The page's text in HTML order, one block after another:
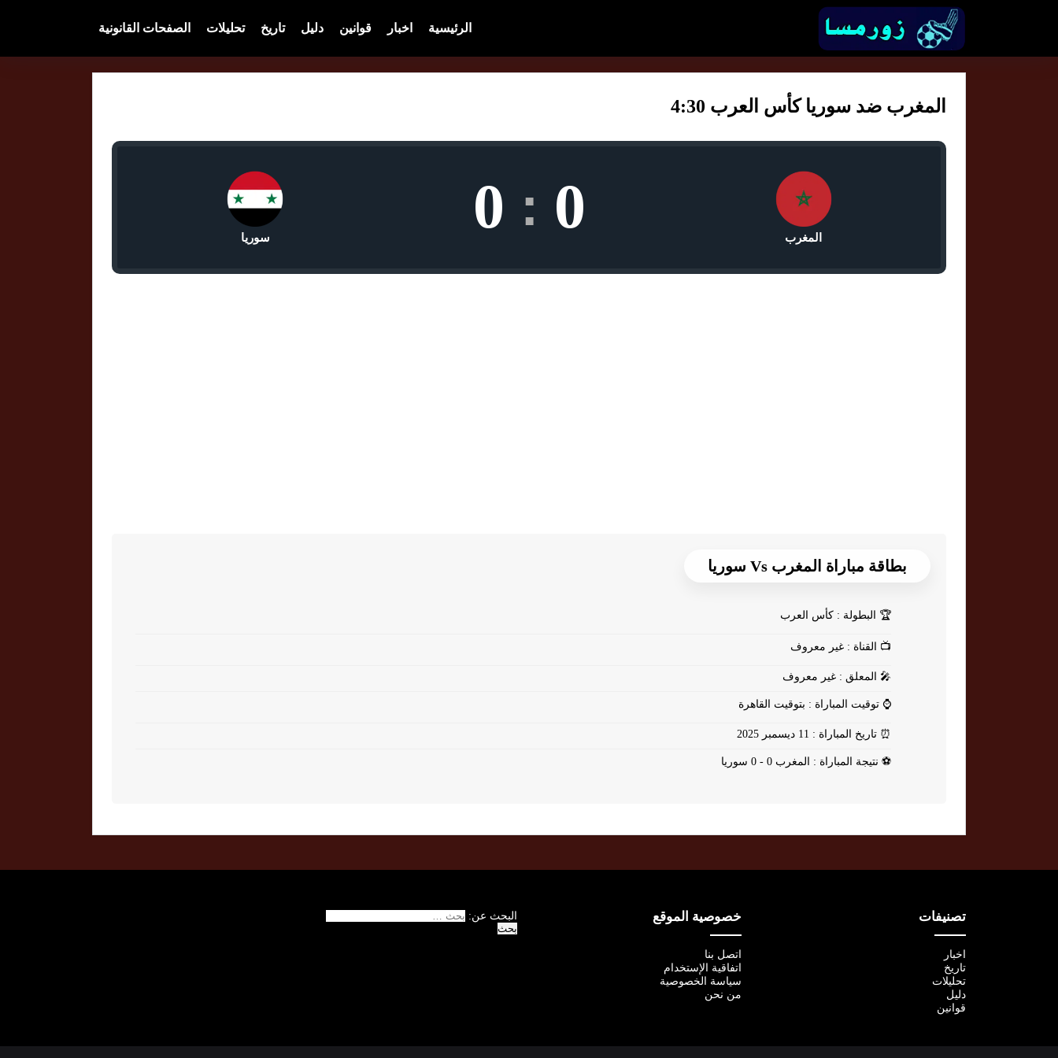
الرئيسية اخبار قوانين دليل تاريخ تحليلات الصفحات القانونية
المغرب ضد سوريا كأس العرب 4:30
المغرب 0
:
0 سوريا
بطاقة مباراة المغرب Vs سوريا
🏆 البطولة : كأس العرب
📺 القناة : غير معروف
🎤 المعلق : غير معروف
⌚ توقيت المباراة : بتوقيت القاهرة
⏰ تاريخ المباراة : 11 ديسمبر 2025
⚽ نتيجة المباراة : المغرب 0 - 0 سوريا
تصنيفات
اخبار
تاريخ
تحليلات
دليل
قوانين
خصوصية الموقع
اتصل بنا
اتفاقية الإستخدام
سياسة الخصوصية
من نحن
البحث عن: